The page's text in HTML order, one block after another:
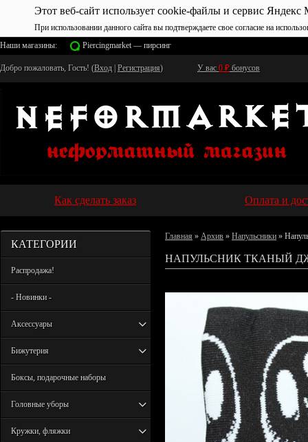
Этот веб-сайт использует cookie-файлы и сервис Яндекс
При использовании данного сайта вы подтверждаете свое согласие на
Наши магазины:
Piercingmarket — пирсинг
Добро пожаловать, Гость! (Вход Регистрация) У вас 0 ₽ бонусов
Как сделать заказ Оплата и
КАТЕГОРИИ
Распродажа!
- Новинки -
Аксессуары
Бижутерия
Боксы, подарочные наборы
Головные уборы
Кружки, фляжки
Главная » Архив » Напульсники »
НАПУЛЬСНИК ТКАНЫЙ